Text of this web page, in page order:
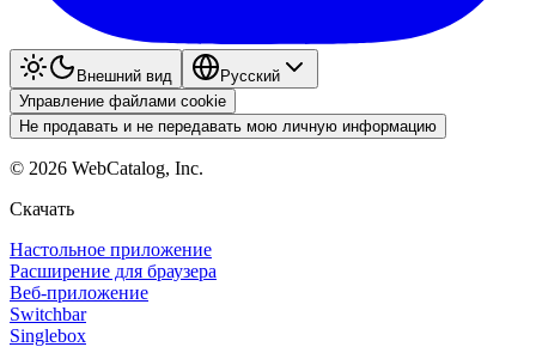
Внешний вид
Pyccкий
Управление файлами cookie
Не продавать и не передавать мою личную информацию
© 2026 WebCatalog, Inc.
Скачать
Настольное приложение
Расширение для браузера
Веб-приложение
Switchbar
Singlebox